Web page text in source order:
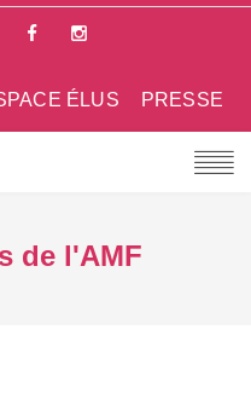
PRESSE
ÉLUS
de l'AMF